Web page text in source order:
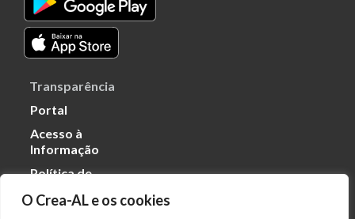
O Crea-AL e os cookies
Transparência
Portal
Acesso à
Informação
Política de
Dados